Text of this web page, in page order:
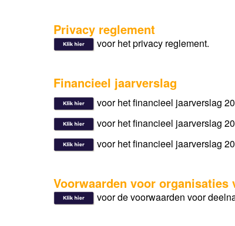
Privacy reglement
voorhet privacy reglement.
Financieel jaarverslag
voorhet financieel jaarverslag
voorhet financieel jaarverslag
voorhet financieel jaarverslag
Voorwaarden voor organisaties
voorde voorwaarden voor